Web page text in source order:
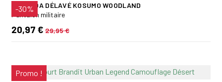
-30%
BERMUDA DÉLAVÉ KOSUMO WOODLAND
Pantalon militaire
20,97 € 29,95 €
Promo !